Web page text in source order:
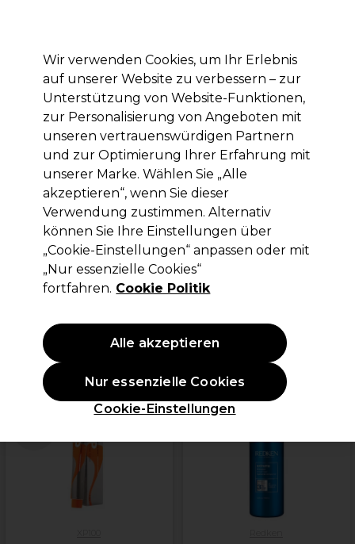
Anmelden
Marken Deals Haare Elektrogeräte Saloneinrichtung
Lieferung und Lieferzeiten
– mehr erfahren
Ups!
Keine Treffer für deine Suche.
hatte keine Treffer. Probiere es mit einem
allgemeineren Suchbegriff.
Das könnte dir gefallen
ANGEBOT
Wir verwenden Cookies, um Ihr Erlebnis
auf unserer Website zu verbessern – zur
Unterstützung von Website-Funktionen,
zur Personalisierung von Angeboten mit
unseren vertrauenswürdigen Partnern
und zur Optimierung Ihrer Erfahrung mit
unserer Marke. Wählen Sie „Alle
akzeptieren“, wenn Sie dieser
Verwendung zustimmen. Alternativ
können Sie Ihre Einstellungen über
„Cookie-Einstellungen“ anpassen oder mit
„Nur essenzielle Cookies“
fortfahren. Cookie Politik
Cookie-Einstellungen
Nur essenzielle Cookies
Alle akzeptieren